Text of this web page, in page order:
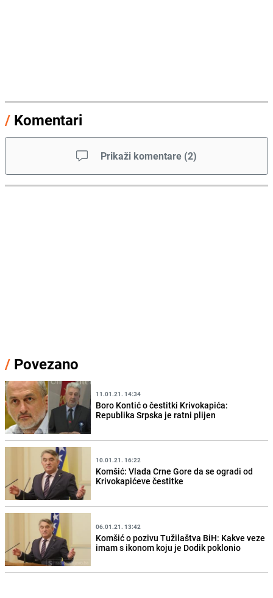
/ Komentari
Prikaži komentare (2)
/ Povezano
11.01.21. 14:34
Boro Kontić o čestitki Krivokapića:
Republika Srpska je ratni plijen
10.01.21. 16:22
Komšić: Vlada Crne Gore da se ogradi od
Krivokapićeve čestitke
06.01.21. 13:42
Komšić o pozivu Tužilaštva BiH: Kakve veze
imam s ikonom koju je Dodik poklonio